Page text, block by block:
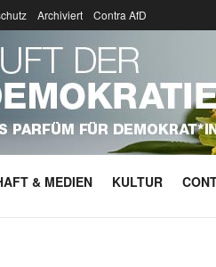
Archiviert Contra AfD
& MEDIEN KULTUR